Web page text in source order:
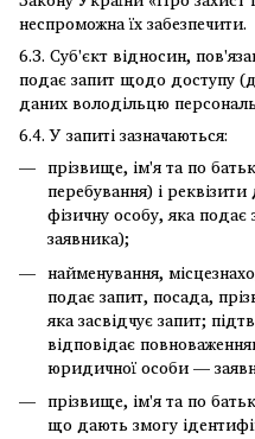
неспроможна їх забезпечити.
6.3. Суб'єкт відносин,
подає запит щодо доступу
даних володільцю
6.4. У запиті зазначаються:
прізвище, ім'я та по
перебування) і
фізичну особу, яка
заявника);
найменування,
подає запит, посада,
яка засвідчує запит;
відповідає
юридичної особи —
прізвище, ім'я та по
що дають змогу